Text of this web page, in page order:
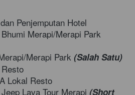
Penjemputan Hotel
Merapi Park (Salah Satu)
Resto
Lokal Resto
Jeep Lava Tour Merapi (Short